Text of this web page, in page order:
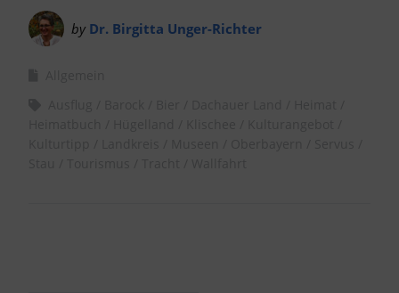
by Dr. Birgitta Unger-Richter